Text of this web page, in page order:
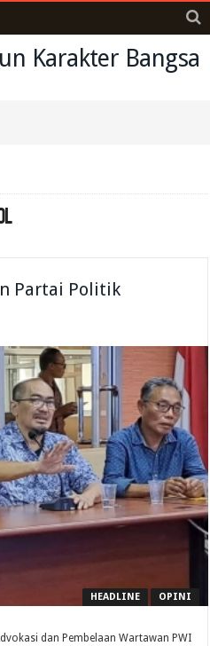
Partai Politik
HEADLINE OPINI
dan Pembelaan Wartawan PWI